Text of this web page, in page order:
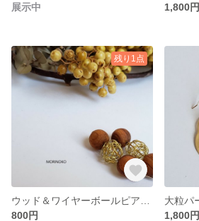
展示中
1,800円
残り1点
800円
1,800円